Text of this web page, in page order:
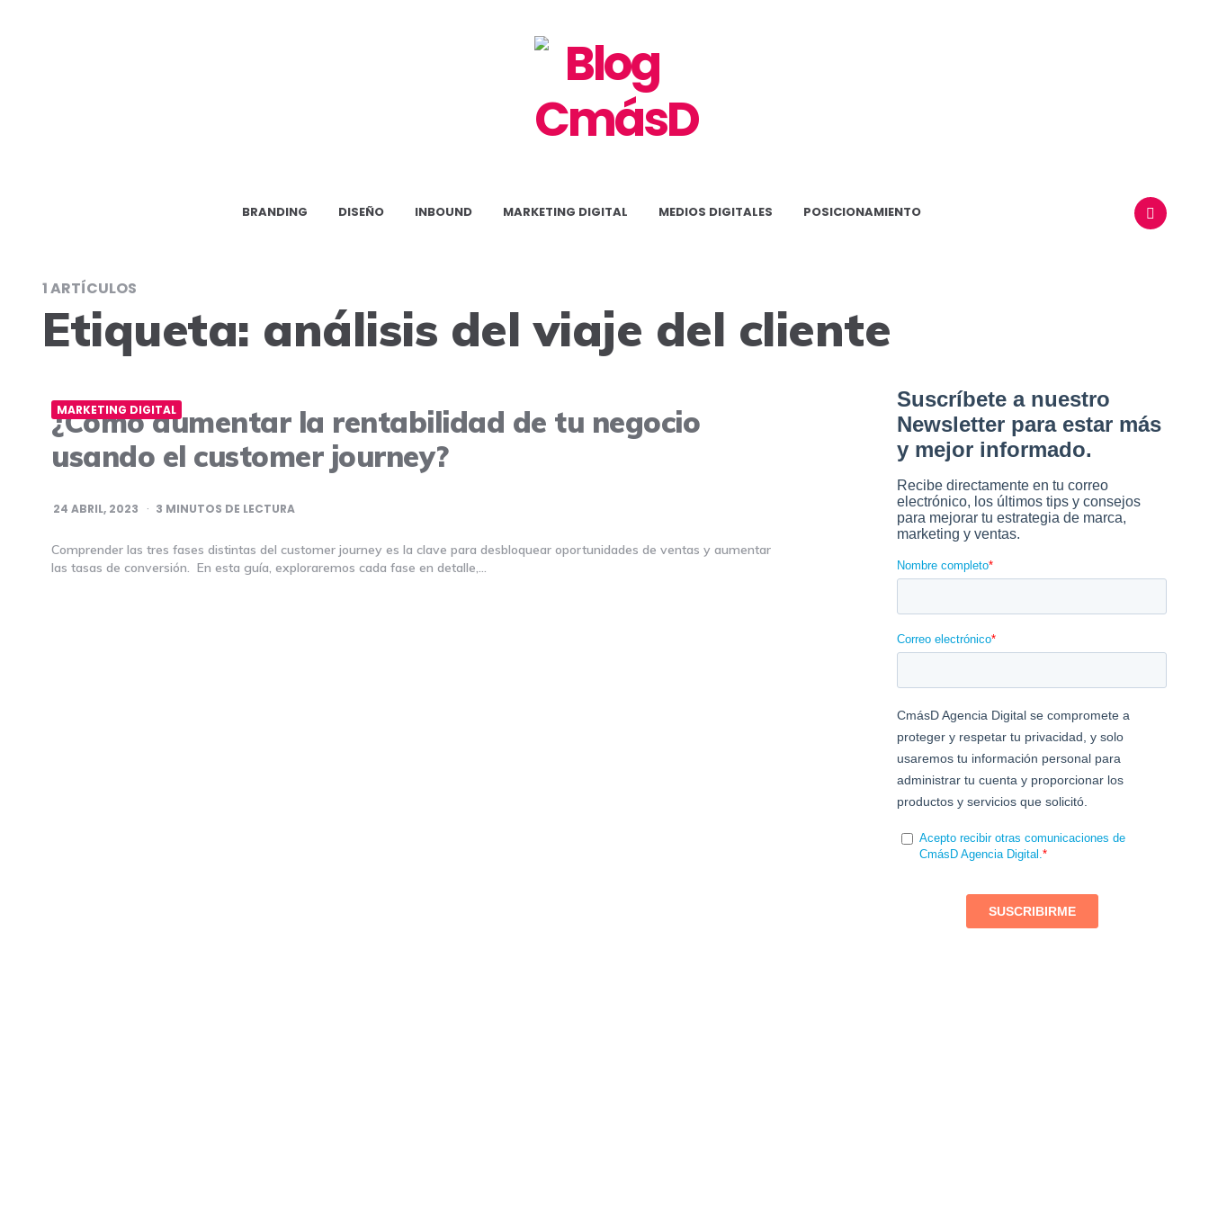
CmásD
BRANDING DISEÑO INBOUND MARKETING DIGITAL MEDIOS DIGITALES
POSICIONAMIENTO
1 ARTÍCULOS
Etiqueta: análisis del viaje del cliente
MARKETING DIGITAL
¿Cómo aumentar la rentabilidad de tu negocio
usando el customer journey?
24 ABRIL, 2023 3 MINUTOS DE LECTURA
Comprender las tres fases distintas del customer journey es la clave para desbloquear oportunidades de ventas y aumentar
las tasas de conversión. En esta guía, exploraremos cada fase en detalle,…